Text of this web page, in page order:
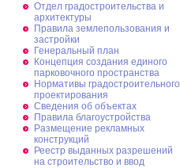
Отдел градостроительства и
архитектуры
Правила землепользования и
застройки
Генеральный план
Концепция создания единого
парковочного пространства
Нормативы градостроительного
проектирования
Сведения об объектах
Правила благоустройства
Размещение рекламных
конструкций
Реестр выданных разрешений
на строительство и ввод